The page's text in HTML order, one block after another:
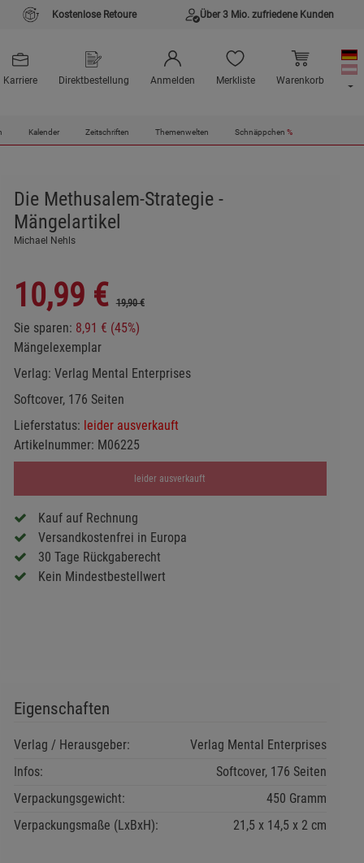
Kostenlose Retoure Über 3 Mio. zufriedene Kunden
Karriere Direktbestellung Anmelden Merkliste Warenkorb
Kalender Zeitschriften Themenwelten Schnäppchen %
Die Methusalem-Strategie -
Mängelartikel
Michael Nehls
10,99 € 19,90 €
Sie sparen: 8,91 € (45%)
Mängelexemplar
Verlag: Verlag Mental Enterprises
Softcover, 176 Seiten
Lieferstatus: leider ausverkauft
Artikelnummer: M06225
leider ausverkauft
Kauf auf Rechnung
Versandkostenfrei in Europa
30 Tage Rückgaberecht
Kein Mindestbestellwert
Eigenschaften
Verlag / Herausgeber:
Verlag Mental Enterprises
Infos:
Softcover, 176 Seiten
Verpackungsgewicht:
450 Gramm
Verpackungsmaße (LxBxH):
21,5 14,5 2cm